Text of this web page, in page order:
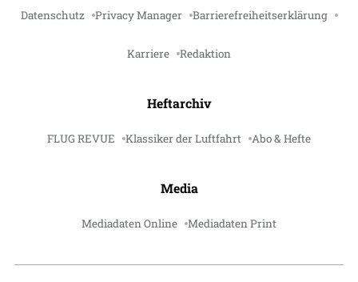
Datenschutz Privacy Manager Barrierefreiheitserklärung
Karriere Redaktion
Heftarchiv
FLUG REVUE Klassiker der Luftfahrt Abo & Hefte
Media
Mediadaten Online Mediadaten Print